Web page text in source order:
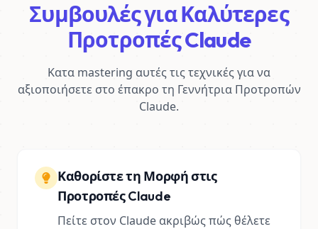
Συμβουλές για Καλύτερες
Προτροπές Claude
Κατα mastering αυτές τις τεχνικές για να
αξιοποιήσετε στο έπακρο τη Γεννήτρια Προτροπών
Claude.
Καθορίστε τη Μορφή στις
Προτροπές Claude
Πείτε στον Claude ακριβώς πώς θέλετε